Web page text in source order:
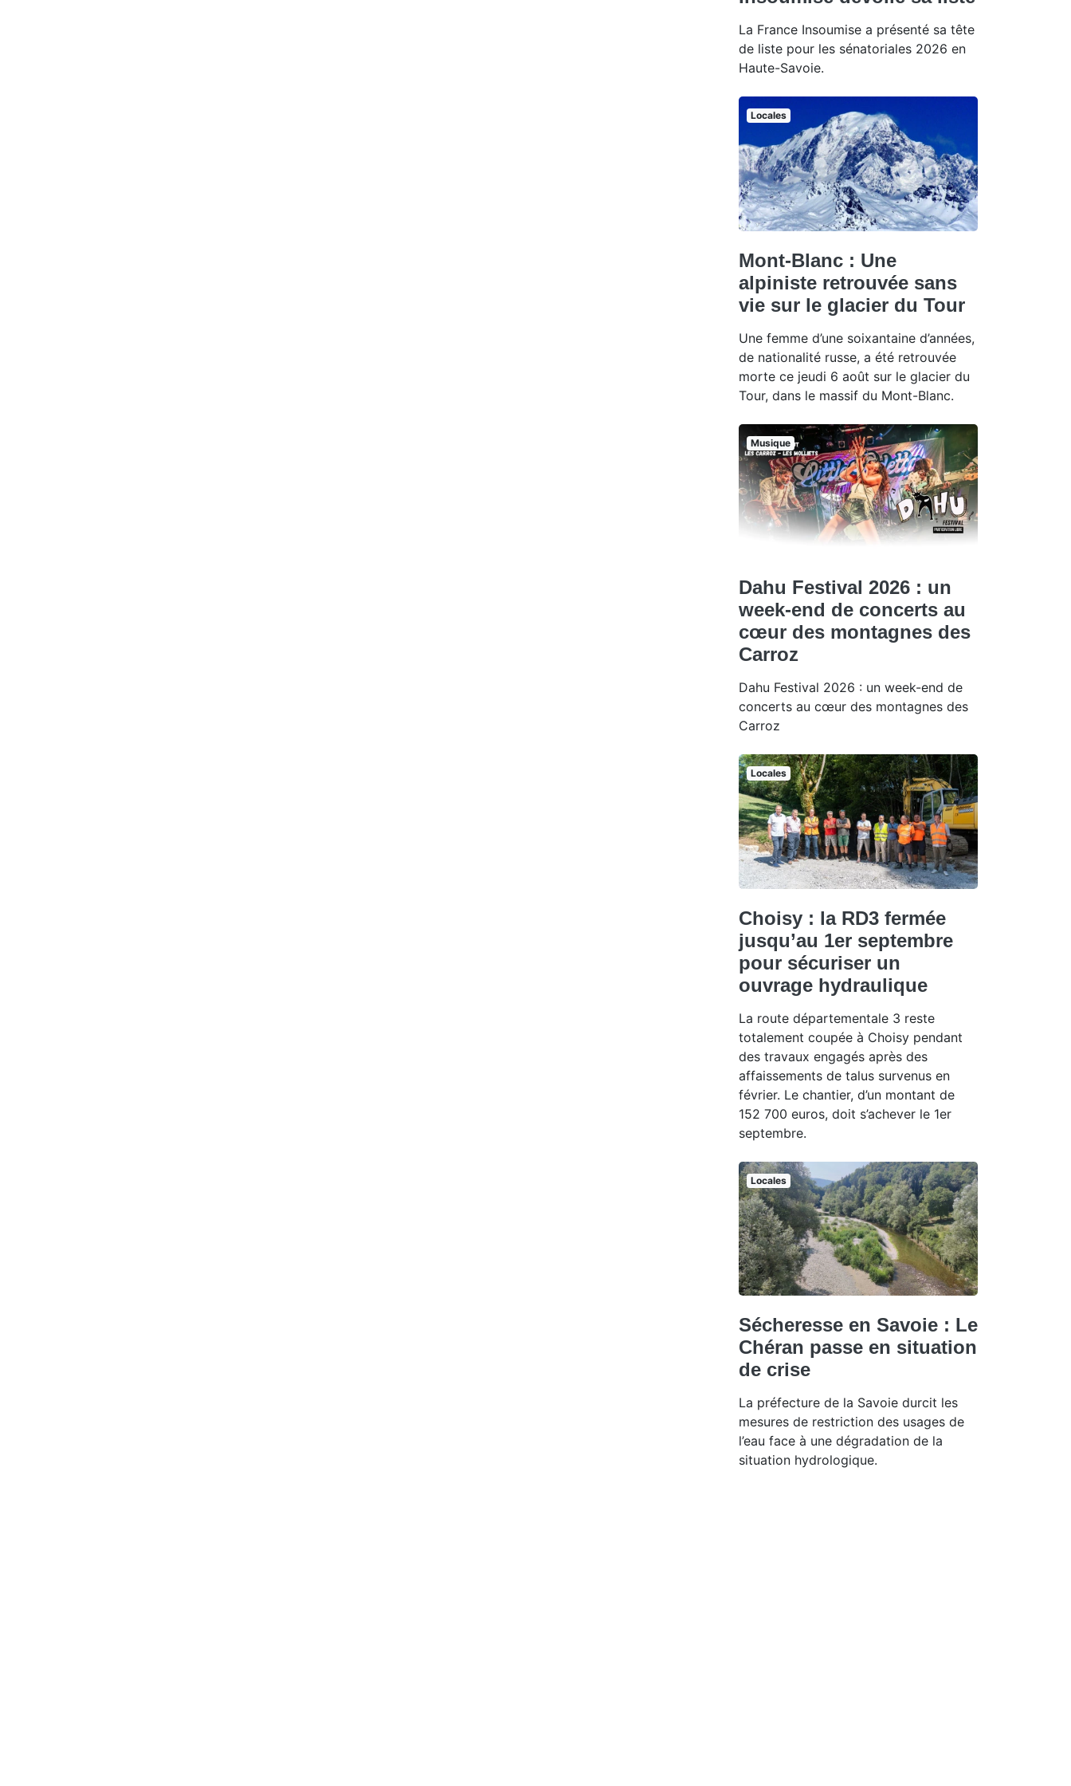
La France Insoumise a présenté sa tête
de liste pour les sénatoriales 2026 en
Haute-Savoie.
Locales
Mont-Blanc : Une
alpiniste retrouvée sans
vie sur le glacier du Tour
Une femme d’une soixantaine d’années,
de nationalité russe, a été retrouvée
morte ce jeudi 6 août sur le glacier du
Tour, dans le massif du Mont-Blanc.
Musique
Dahu Festival 2026 : un
week-end de concerts au
cœur des montagnes des
Carroz
Dahu Festival 2026 : un week-end de
concerts au cœur des montagnes des
Carroz
Locales
Choisy : la RD3 fermée
jusqu’au 1er septembre
pour sécuriser un
ouvrage hydraulique
La route départementale 3 reste
totalement coupée à Choisy pendant
des travaux engagés après des
affaissements de talus survenus en
février. Le chantier, d’un montant de
152 700 euros, doit s’achever le 1er
septembre.
Locales
Sécheresse en Savoie : Le
Chéran passe en situation
de crise
La préfecture de la Savoie durcit les
mesures de restriction des usages de
l’eau face à une dégradation de la
situation hydrologique.